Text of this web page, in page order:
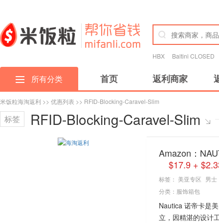
HBX Baltini CLOSED
所有分类 首页 返利商家
米饭粒海淘返利 >> 优惠列表 >> RFID-Blocking-Caravel-Slim
标签 RFID-Blocking-Caravel-Slim
Amazon：
$17.9 +
标签： 美亚专区 男士
分类： 服饰箱包
Nautica 诺帝卡是
立，因精湛的设计